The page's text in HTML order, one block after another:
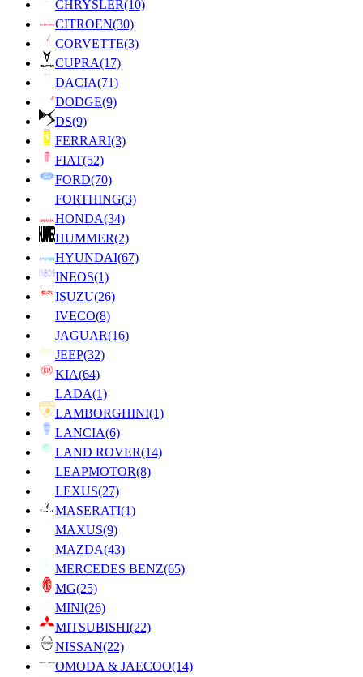
CHRYSLER(10)
CITROEN(30)
CORVETTE(3)
CUPRA(17)
DACIA(71)
DODGE(9)
DS(9)
FERRARI(3)
FIAT(52)
FORD(70)
FORTHING(3)
HONDA(34)
HUMMER(2)
HYUNDAI(67)
INEOS(1)
ISUZU(26)
IVECO(8)
JAGUAR(16)
JEEP(32)
KIA(64)
LADA(1)
LAMBORGHINI(1)
LANCIA(6)
LAND ROVER(14)
LEAPMOTOR(8)
LEXUS(27)
MASERATI(1)
MAXUS(9)
MAZDA(43)
MERCEDES BENZ(65)
MG(25)
MINI(26)
MITSUBISHI(22)
NISSAN(22)
OMODA & JAECOO(14)